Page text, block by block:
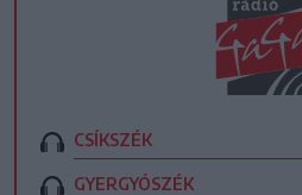
CSÍKSZÉK
GYERGYÓSZÉK